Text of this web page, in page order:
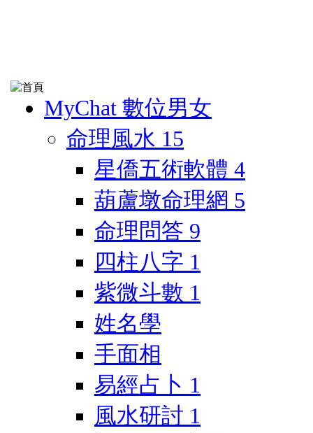
MyChat 數位男女
命理風水 15
星僑五術軟體 4
葫蘆墩命理網 5
命理問答 9
四柱八字 1
紫微斗數 1
姓名學
手面相
易經占卜 1
風水研討 1